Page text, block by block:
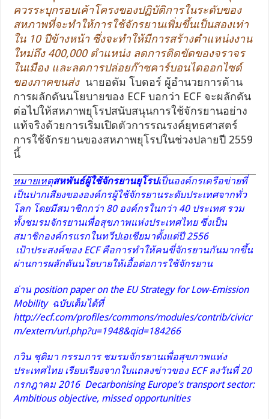
ควรระบุกรอบเค้าโครงของปฏิบัติการในระดับของ
สหภาพที่จะทำให้การใช้จักรยานเพิ่มขึ้นเป็นสองเท่า
ใน 10 ปีข้างหน้า ซึ่งจะทำให้มีการสร้างตำแหน่งงาน
ใหม่ถึง 400,000 ตำแหน่ง ลดการติดขัดของจราจร
ในเมือง และลดการปล่อยก๊าซคาร์บอนไดออกไซด์
ของภาคขนส่งนายอดัม โบดอร์ ผู้อำนวยการด้าน
การผลักดันนโยบายของ ECF บอกว่า ECF จะผลักดัน
ต่อไปให้สหภาพยุโรปสนับสนุนการใช้จักรยานอย่าง
แท้จริงด้วยการเริ่มเปิดตัวการรณรงค์ยุทธศาสตร์
การใช้จักรยานของสหภาพยุโรปในช่วงปลายปี 2559
นี้
หมายเหตุสหพันธ์ผู้ใช้จักรยานยุโรปเป็นองค์กรเครือข่ายที่
เป็นปากเสียงขององค์กรผู้ใช้จักรยานระดับประเทศจากทั่ว
โลก โดยมีสมาชิกกว่า 80 องค์กรในกว่า 40 ประเทศ รวม
ทั้งชมรมจักรยานเพื่อสุขภาพแห่งประเทศไทย ซึ่งเป็น
สมาชิกองค์กรแรกในทวีปเอเชียมาตั้งแต่ปี 2556
เป้าประสงค์ของ ECF คือการทำให้คนขี่จักรยานกันมากขึ้น
ผ่านการผลักดันนโยบายให้เอื้อต่อการใช้จักรยาน
อ่าน position paper on the EU Strategy for Low-Emission
Mobility ฉบับเต็มได้ที่
http://ecf.com/profiles/commons/modules/contrib/civicr
m/extern/url.php?u=1948&qid=184266
กวิน ชุติมา กรรมการ ชมรมจักรยานเพื่อสุขภาพแห่ง
ประเทศไทย เรียบเรียงจากใบแถลงข่าวของ ECF ลงวันที่ 20
กรกฎาคม 2016 Decarbonising Europe’s transport sector:
Ambitious objective, missed opportunities